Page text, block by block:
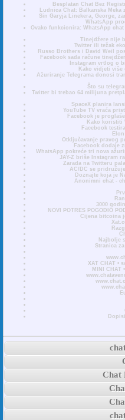
Besplatan Chat Bez
Ludnica Chat: Balkanska
Sin Garyja Linekera, George,
WhatsApp
Ovako funkcionira: WhatsApp
Tinejdžere nije
Twitter ili težak
Russo Brothers i David Weil
Facebook sada račune
Instagram vrtlog o
Kako vidjeti više
Ažuriranje Telegrama donosi
Što su
Twitter bi trebao 64 milijuna
SpaceX planira
YouTube TV vraća
Facebook je
Kako koristiti
Facebook
Otključavanje pravog
Facebook dodaje
WhatsApp pokreće tri nova
JAY-Z briše Instagram
Zarada na Twitteru
AC/DC se
Doznajte koja je
Anonimni chat -
3000
NOVI POTRES POGODIO
Cijena bitcoina
Najbolje
Stranica
XAT CHAT •
MINI CHAT
Chat